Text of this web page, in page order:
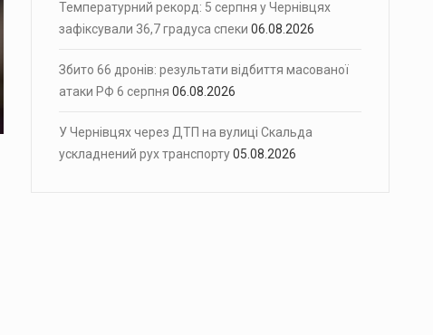
Температурний рекорд: 5 серпня у Чернівцях
зафіксували 36,7 градуса спеки 06.08.2026
Збито 66 дронів: результати відбиття масованої
атаки РФ 6 серпня 06.08.2026
У Чернівцях через ДТП на вулиці Скальда
ускладнений рух транспорту05.08.2026